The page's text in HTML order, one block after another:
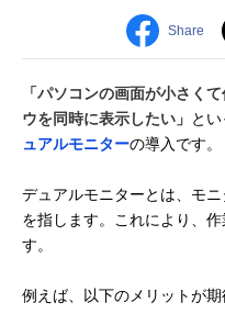
Share
「パソコンの画面が小さく
ウを同時に表示したい」 と
ュアルモニターの導入です。
デュアルモニターとは、モ
を指します。これにより、
す。
例えば、以下のメリットが期